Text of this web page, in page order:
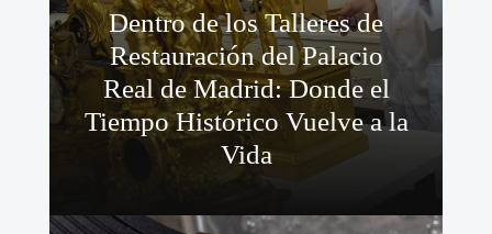
Dentro de los Talleres de
Restauración del Palacio
Real de Madrid: Donde el
Tiempo Histórico Vuelve a la
Vida